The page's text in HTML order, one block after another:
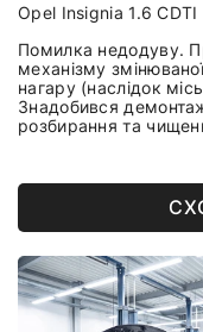
Opel Insignia 1.6 CDTI
Помилка недодуву.
механізму
нагару (наслідок
Знадобився
розбирання та